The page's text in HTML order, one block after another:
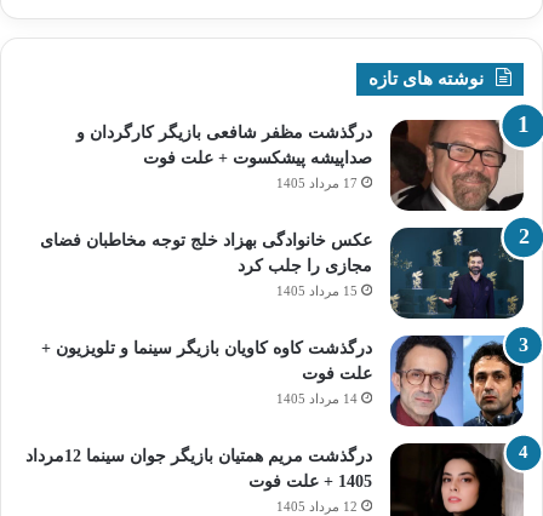
نوشته های تازه
درگذشت مظفر شافعی بازیگر کارگردان و
صداپیشه پیشکسوت + علت فوت
17 مرداد 1405
عکس خانوادگی بهزاد خلج توجه مخاطبان فضای
مجازی را جلب کرد
15 مرداد 1405
درگذشت کاوه کاویان بازیگر سینما و تلویزیون +
علت فوت
14 مرداد 1405
درگذشت مریم همتیان بازیگر جوان سینما 12مرداد
1405 + علت فوت
12 مرداد 1405